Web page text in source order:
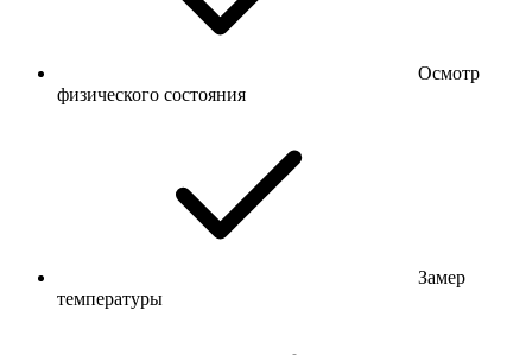
Осмотр
физического состояния
Замер
температуры